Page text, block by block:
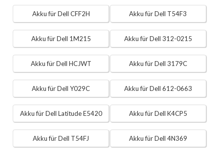
Akku für Dell CFF2H Akku für Dell T54F3
Akku für Dell 1M215 Akku für Dell 312-0215
Akku für Dell HCJWT Akku für Dell 3179C
Akku für Dell Y029C Akku für Dell 612-0663
Akku für Dell Latitude E5420 Akku für Dell K4CP5
Akku für Dell T54FJ Akku für Dell 4N369